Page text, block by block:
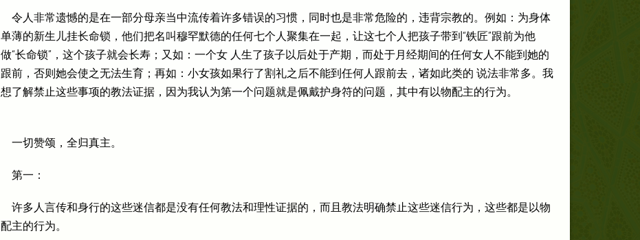
令人非常遗憾的是在一部分母亲当中流传着许多错误的习惯，同时也是非常危险的，违背宗教的。例如：为身体
单薄的新生儿挂长命锁，他们把名叫穆罕默德的任何七个人聚集在一起，让这七个人把孩子带到“铁匠”跟前为他
做“长命锁”，这个孩子就会长寿；又如：一个女 人生了孩子以后处于产期，而处于月经期间的任何女人不能到她的
跟前，否则她会使之无法生育；再如：小女孩如果行了割礼之后不能到任何人跟前去，诸如此类的 说法非常多。我
想了解禁止这些事项的教法证据，因为我认为第一个问题就是佩戴护身符的问题，其中有以物配主的行为。
一切赞颂，全归真主。
第一：
许多人言传和身行的这些迷信都是没有任何教法和理性证据的，而且教法明确禁止这些迷信行为，这些都是以物
配主的行为。